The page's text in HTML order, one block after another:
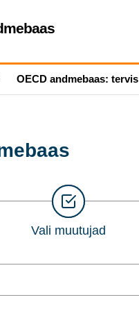
OECD andmebaas: tervis
Vali muutujad